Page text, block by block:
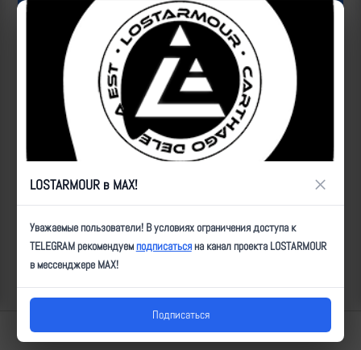
| Автор: | Дата:2024-09-02| Просмотров:
Популярные за сегодня видео
Lostarmour | Carthago Delenda Est | 2014-2026
LOSTARMOUR в MAX! ×
Уважаемые пользователи! В условиях ограничения доступа к
TELEGRAM рекомендуемподписатьсяна канал проекта LOSTARMOUR
в мессенджере MAX!
Подписаться